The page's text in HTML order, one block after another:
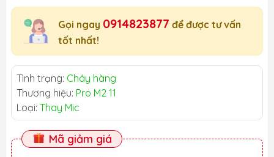
Gọi ngay 0914823877 để được tư vấn
tốt nhất!
Tình trạng: Cháy hàng
Thương hiệu: Pro M2 11
Loại: Thay Mic
Mã giảm giá